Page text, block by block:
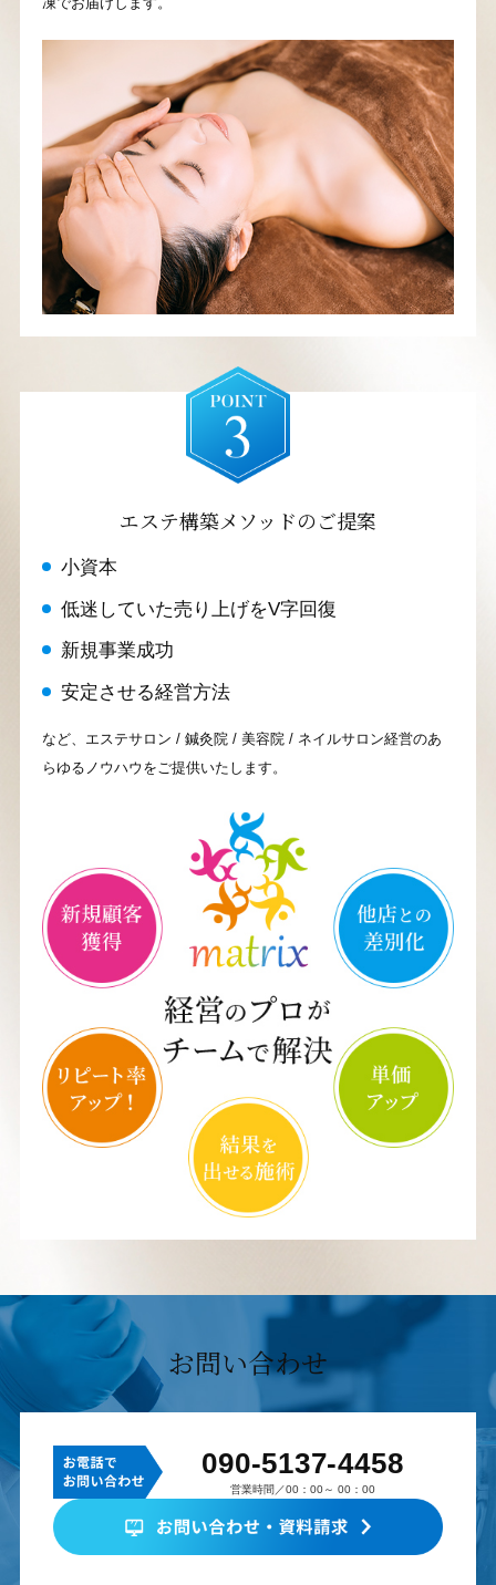
エステ構築メソッドのご提案
小資本
低迷していた売り上げをV字回復
新規事業成功
安定させる経営方法
など、エステサロン / 鍼灸院 / 美容院 / ネイルサロン経営のあ
らゆるノウハウをご提供いたします。
お問い合わせ
090-5137-4458
営業時間／00：00～ 00：00